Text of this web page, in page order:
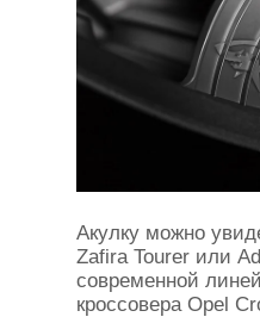
Акулку можно
Zafira Tourer или
современной
кроссовера Opel